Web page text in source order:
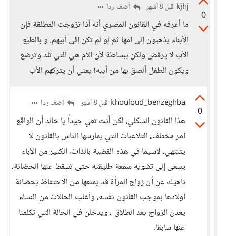
0
kjhj قبل 8 أشهر أضف ردا
ما أعرفه في القانون المصري أنه أذا تزوجت المطلقة فإن
الأبناء يذهبون إلى امها ثم لو لم تكن إلى أبيهم. و بالطبع
الأب لا يرفض ولكن ببساطة لأن الام هي التي تلد وترضع
ويكون الطفل ألصق بها من أبيه! يعني أن يتركهم الأب
0
khouloud_benzeghba قبل 8 أشهر أضف ردا
هذا القانون الشكلي، لكن أنت تعي جيداً يا خالد أن الواقع
أمر مختلف، التلاعبات التي يمارسها الناس بالقانون لا
يتنتهي، لاسيما في هذه القضية بالذات، الكثير من الأباء
يسعى إلى تشويه سمعة طليقته حتى تسقط عنها الحضانة،
ناهيك عن أن زواج المرأة قد يمنعها من الاحتفاظ بحضانة
أولادها بموجب القانون نفسه، وأغلب الحالات من النساء
يعدن الزواج بعد الطلاق ، ويدخلن في الحالة التي تكلمنا
عنها سابقا.